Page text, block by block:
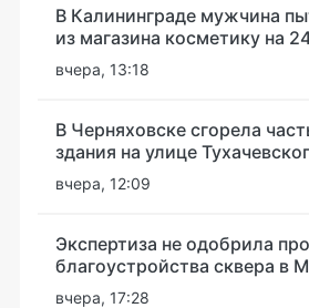
В Калининграде мужчина
из магазина косметику на
вчера, 13:18
В Черняховске сгорела
здания на улице
вчера, 12:09
Экспертиза не одобрила
благоустройства сквера в
вчера, 17:28